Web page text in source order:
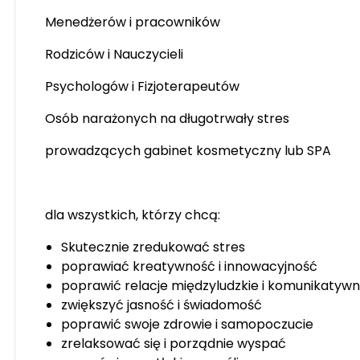
Menedżerów i pracowników
Rodziców i Nauczycieli
Psychologów i Fizjoterapeutów
Osób narażonych na długotrwały stres
prowadzących gabinet kosmetyczny lub SPA
dla wszystkich, którzy chcą:
Skutecznie zredukować stres
poprawiać kreatywność i innowacyjność
poprawić relacje międzyludzkie i
zwiększyć jasność i świadomość
poprawić swoje zdrowie i samopoczucie
zrelaksować się i porządnie wyspać